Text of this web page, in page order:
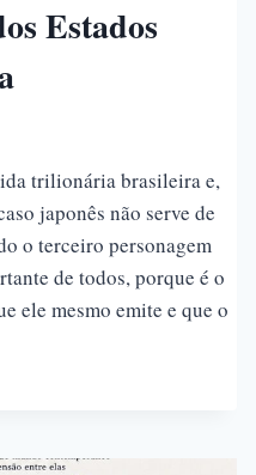
Estados
trilionária brasileira e,
japonês não serve de
o terceiro personagem
de todos, porque é o
ele mesmo emite e que o